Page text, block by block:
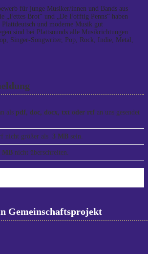
für junge Musiker/innen und Bands aus
„Fettes Brot“ und „De Fofftig Penns“ haben
und moderne Musik gut
sind bei Plattsounds alle Musikrichtungen
Singer-Songwriter, Pop, Rock, Indie, Metal,
als pdf, doc, docx, txt oder rtf an uns gesendet
nicht größer als 3 MB sein.
MB nicht überschreiten.
Gemeinschaftsprojekt